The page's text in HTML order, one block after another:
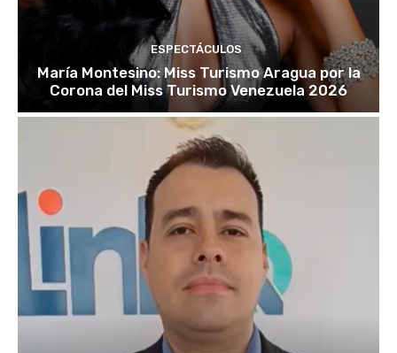
ESPECTÁCULOS
María Montesino: Miss Turismo Aragua por la
Corona del Miss Turismo Venezuela 2026